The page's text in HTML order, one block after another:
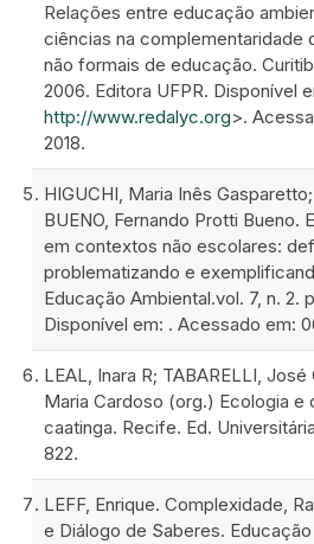
Relações entre educação
ciências na complementaridade
não formais de educação.
2006. Editora UFPR. Disponível
http://www.redalyc.org>.
2018.
HIGUCHI, Maria Inês
BUENO, Fernando Protti Bueno.
em contextos não escolares:
problematizando e
Educação Ambiental.vol. 7, n. 2. p.
Disponível em: . Acessado em:
LEAL, Inara R; TABARELLI,
Maria Cardoso (org.) Ecologia e
caatinga. Recife. Ed.
822.
LEFF, Enrique. Complexidade,
e Diálogo de Saberes.